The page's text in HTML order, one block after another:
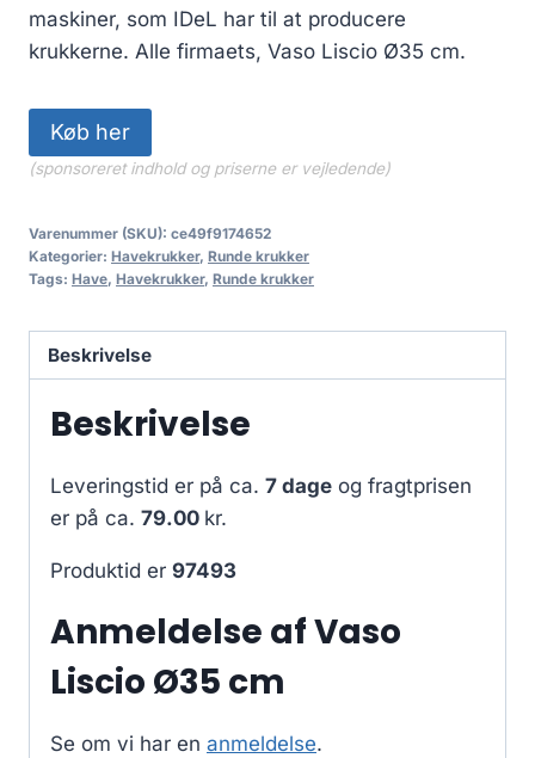
maskiner, som IDeL har til at producere
krukkerne. Alle firmaets, Vaso Liscio Ø35 cm.
Køb her
(sponsoreret indhold og priserne er vejledende)
Varenummer (SKU): ce49f9174652
Kategorier: Havekrukker, Runde krukker
Tags: Have, Havekrukker, Runde krukker
Beskrivelse
Beskrivelse
Leveringstid er på ca. 7 dage og fragtprisen
er på ca. 79.00 kr.
Produktid er 97493
Anmeldelse af Vaso
Liscio Ø35 cm
Se om vi har en anmeldelse.